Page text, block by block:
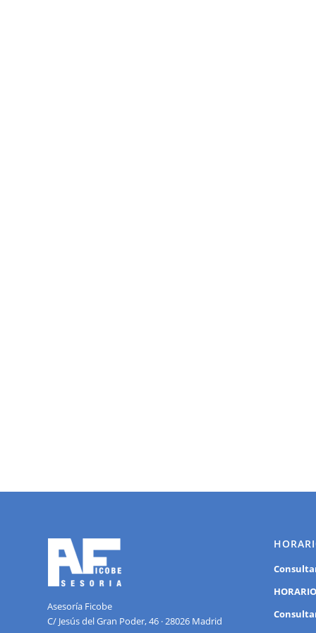
Asesoría Ficobe
C/ Jesús del Gran Poder, 46 · 28026 Madrid